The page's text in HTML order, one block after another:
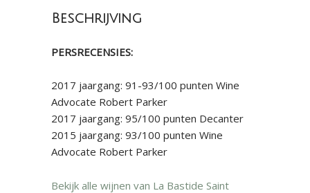
Beschrijving
PERSRECENSIES:
2017 jaargang: 91-93/100 punten Wine
Advocate Robert Parker
2017 jaargang: 95/100 punten Decanter
2015 jaargang: 93/100 punten Wine
Advocate Robert Parker
Bekijk alle wijnen van La Bastide Saint